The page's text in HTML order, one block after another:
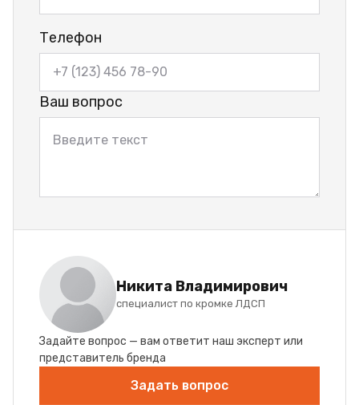
Телефон
Ваш вопрос
Никита Владимирович
специалист по кромке ЛДСП
Задайте вопрос — вам ответит наш эксперт или
представитель бренда
Задать вопрос